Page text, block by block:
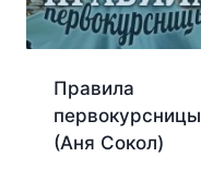
Правила
первокурсницы
(Аня Сокол)